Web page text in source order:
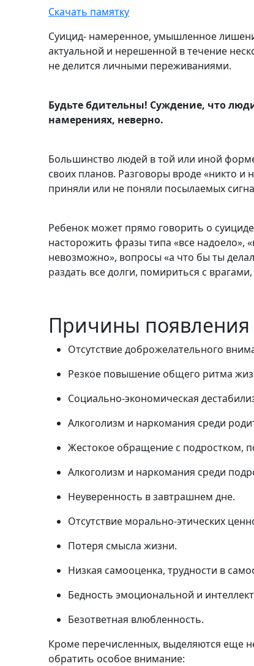
Скачать памятку
Суицид- намеренное, умышленное
актуальной и нерешенной в течение
не делится личными переживаниями.
Будьте бдительны! Суждение, что
намерениях, неверно.
Большинство людей в той или иной
своих планов. Разговоры вроде «никто
приняли или не поняли посылаемых
Ребенок может прямо говорить о
насторожить фразы типа «все надоело»,
невозможно», вопросы «а что бы ты
раздать все долги, помириться с
Причины появления
Отсутствие доброжелательного
Резкое повышение общего ритма
Социально-экономическая
Алкоголизм и наркомания среди
Жестокое обращение с подростком,
Алкоголизм и наркомания среди
Неуверенность в завтрашнем дне.
Отсутствие морально-этических
Потеря смысла жизни.
Низкая самооценка, трудности в
Бедность эмоциональной и
Безответная влюбленность.
Кроме перечисленных, выделяются еще
обратить особое внимание: